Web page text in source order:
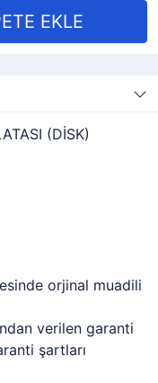
(DİSK)
orjinal muadili
verilen garanti
şartları